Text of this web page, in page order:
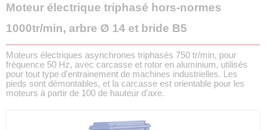
Moteur électrique triphasé hors-normes
1000tr/min, arbre Ø 14 et bride B5
Moteurs électriques asynchrones triphasés 750 tr/min, pour
fréquence 50 Hz, avec carcasse et rotor en aluminium, utilisés
pour tout type d'entrainement de machines industrielles. Les
pieds sont démontables, et la carcasse est orientable pour les
moteurs à partir de 100 de hauteur d'axe.